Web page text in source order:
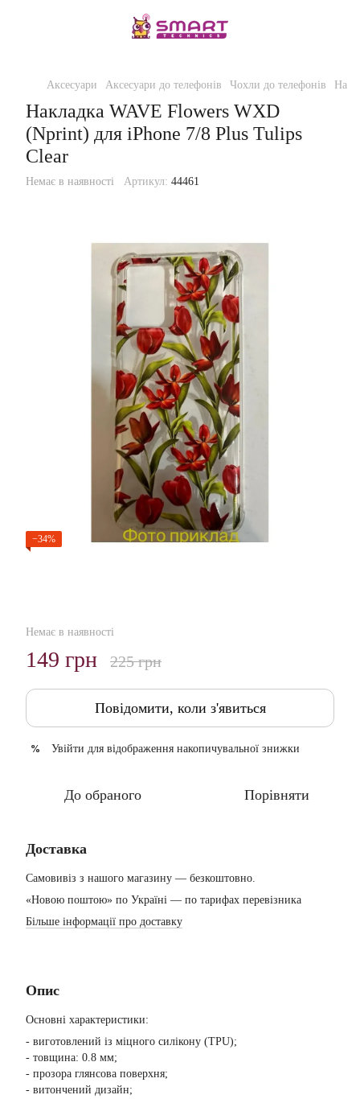
Аксесуари Аксесуари до телефонів Чохли до телефонів
Накладка WAVE Flowers WXD
(Nprint) для iPhone 7/8 Plus Tulips
Clear
Немає в наявності Артикул: 44461
−34%
Немає в наявності
149 грн 225 грн
Повідомити, коли з'явиться
% Увійти для відображення накопичувальної знижки
До обраного Порівняти
Доставка
Самовивіз з нашого магазину — безкоштовно.
«Новою поштою» по Україні — по тарифах перевізника
Більше інформації про доставку
Опис
Основні характеристики:
- виготовлений із міцного силікону (TPU);
- товщина: 0.8 мм;
- прозора глянсова поверхня;
- витончений дизайн;